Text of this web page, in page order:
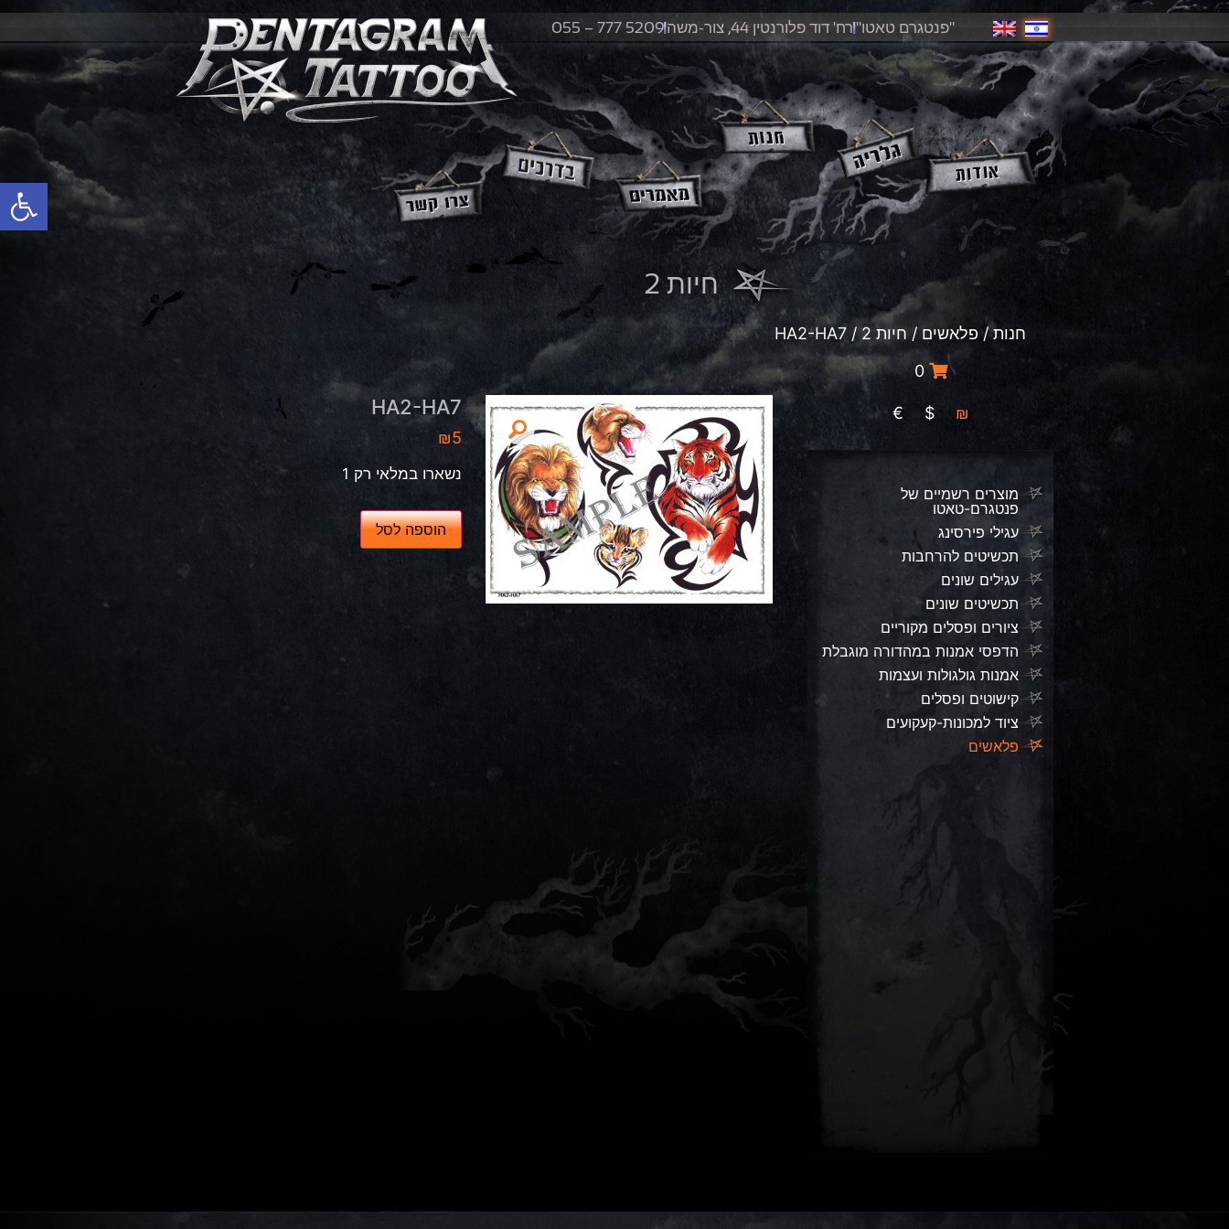
פתח סרגל נגישות
"פנטגרם טאטו"רח' דוד פלורנטין 44, צור-משה 055 – 777 5209
חיות 2
חנות/פלאשים / חיות 2
/ HA2-HA7
0
₪
$
€
מוצרים רשמיים של
פנטגרם-טאטו
עגילי פירסינג
תכשיטים להרחבות
עגילים שונים
תכשיטים שונים
ציורים ופסלים מקוריים
הדפסי אמנות במהדורה מוגבלת
אמנות גולגולות ועצמות
קישוטים ופסלים
ציוד למכונות-קעקועים
פלאשים
HA2-HA7
₪5
נשארו במלאי רק 1
כ
מ
ו
הוספה לסל